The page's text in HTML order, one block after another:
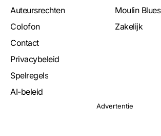
Auteursrechten
Colofon
Contact
Privacybeleid
Spelregels
AI-beleid
Moulin Blues
Zakelijk
Advertentie